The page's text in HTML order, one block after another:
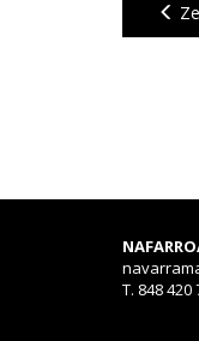
T. 848 420